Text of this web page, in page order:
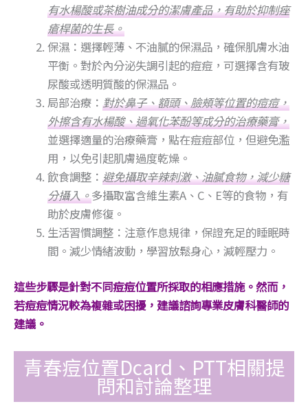
有水楊酸或茶樹油成分的潔膚產品，有助於抑制痤
瘡桿菌的生長。
保濕：選擇輕薄、不油膩的保濕品，確保肌膚水油
平衡。對於內分泌失調引起的痘痘，可選擇含有玻
尿酸或透明質酸的保濕品。
局部治療：對於鼻子、額頭、臉頰等位置的痘痘，
外擦含有水楊酸、過氧化苯酚等成分的治療藥膏，
並選擇適量的治療藥膏，點在痘痘部位，但避免濫
用，以免引起肌膚過度乾燥。
飲食調整：避免攝取辛辣刺激、油膩食物，減少糖
分攝入。多攝取富含維生素A、C、E等的食物，有
助於皮膚修復。
生活習慣調整：注意作息規律，保證充足的睡眠時
間。減少情緒波動，學習放鬆身心，減輕壓力。
這些步驟是針對不同痘痘位置所採取的相應措施。然而，
若痘痘情況較為複雜或困擾，建議諮詢專業皮膚科醫師的
建議。
青春痘位置Dcard、PTT相關提
問和討論整理